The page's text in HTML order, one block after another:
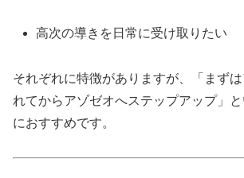
高次の導きを日常に受け取りたい
それぞれに特徴がありますが、「まず
れてからアゾゼオへステップアップ」
におすすめです。